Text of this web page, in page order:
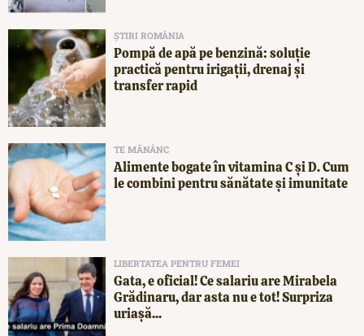
ȘTIRI ROMÂNIA
Pompă de apă pe benzină: soluție
practică pentru irigații, drenaj și
transfer rapid
TE MĂNÂNC
Alimente bogate în vitamina C și D. Cum
le combini pentru sănătate și imunitate
LIBERTATEA PENTRU FEMEI
Gata, e oficial! Ce salariu are Mirabela
Grădinaru, dar asta nu e tot! Surpriza
uriașă...